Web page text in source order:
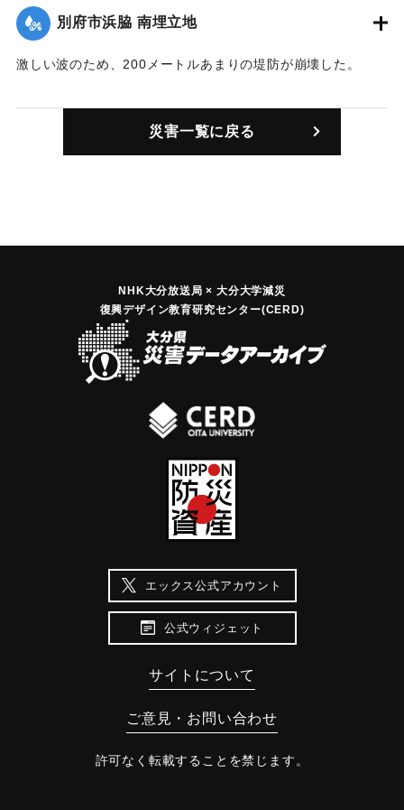
別府市浜脇 南埋立地
激しい波のため、200メートルあまりの堤防が崩壊した。
｜固有コード:00363006
災害一覧に戻る
NHK大分放送局 × 大分大学減災
復興デザイン教育研究センター(CERD)
エックス公式アカウント
公式ウィジェット
サイトについて
ご意見・お問い合わせ
許可なく転載することを禁じます。